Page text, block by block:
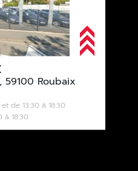
59100 Roubaix
de 13:30 à 18:30
à 18:30